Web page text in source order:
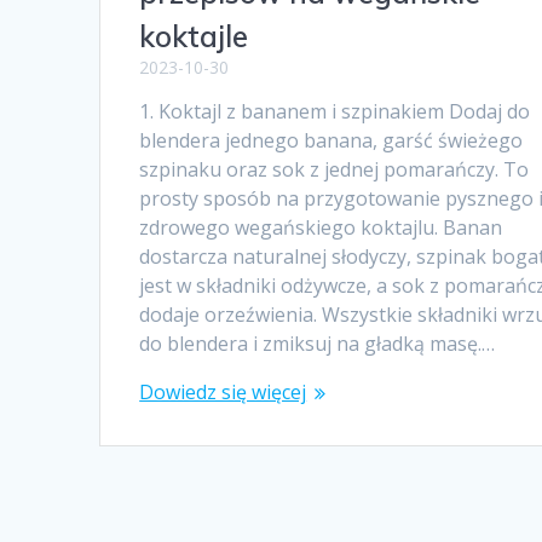
koktajle
2023-10-30
1. Koktajl z bananem i szpinakiem Dodaj do
blendera jednego banana, garść świeżego
szpinaku oraz sok z jednej pomarańczy. To
prosty sposób na przygotowanie pysznego i
zdrowego wegańskiego koktajlu. Banan
dostarcza naturalnej słodyczy, szpinak
jest w składniki odżywcze, a sok z
dodaje orzeźwienia. Wszystkie składniki
do blendera i zmiksuj na gładką masę.…
Dowiedz się więcej